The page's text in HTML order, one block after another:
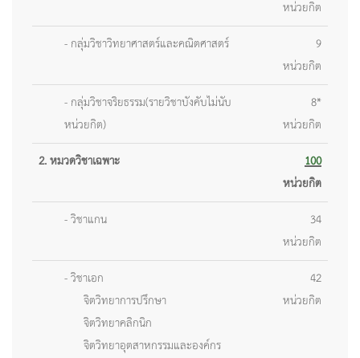
หน่วยกิต
- กลุ่มวิชาวิทยาศาสตร์และคณิตศาสตร์
9
หน่วยกิต
- กลุ่มวิชาจริยธรรม(รายวิชาบังคับไม่นับ
หน่วยกิต)
8*
หน่วยกิต
2. หมวดวิชาเฉพาะ
100
หน่วยกิต
- วิชาแกน
34
หน่วยกิต
- วิชาเอก
จิตวิทยาการปรึกษา
จิตวิทยาคลิกนิก
จิตวิทยาอุตสาหกรรมและองค์กร
42
หน่วยกิต